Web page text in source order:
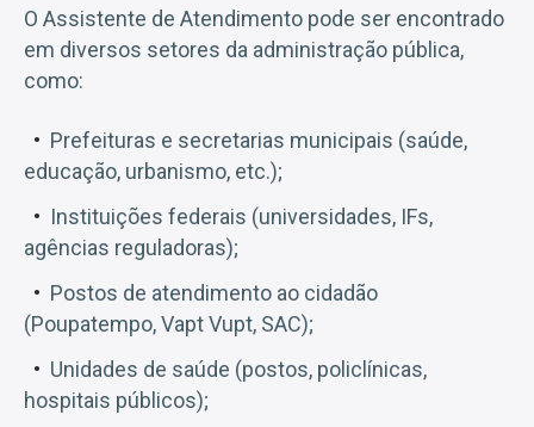
O Assistente de Atendimento pode ser encontrado
em diversos setores da administração pública,
como:
Prefeituras e secretarias municipais (saúde,
educação, urbanismo, etc.);
Instituições federais (universidades, IFs,
agências reguladoras);
Postos de atendimento ao cidadão
(Poupatempo, Vapt Vupt, SAC);
Unidades de saúde (postos, policlínicas,
hospitais públicos);